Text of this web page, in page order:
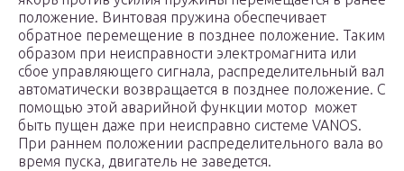
положение. Винтовая пружина обеспечивает
обратное перемещение в позднее положение. Таким
образом при неисправности электромагнита или
сбое управляющего сигнала, распределительный вал
автоматически возвращается в позднее положение. С
помощью этой аварийной функции мотор может
быть пущен даже при неисправно системе VANOS.
При раннем положении распределительного вала во
время пуска, двигатель не заведется.